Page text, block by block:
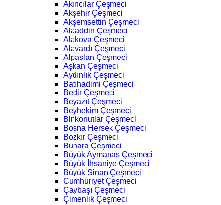
Akıncılar Çeşmeci
Akşehir Çeşmeci
Akşemsettin Çeşmeci
Alaaddin Çeşmeci
Alakova Çeşmeci
Alavardı Çeşmeci
Alpaslan Çeşmeci
Aşkan Çeşmeci
Aydınlık Çeşmeci
Batıhadimi Çeşmeci
Bedir Çeşmeci
Beyazıt Çeşmeci
Beyhekim Çeşmeci
Binkonutlar Çeşmeci
Bosna Hersek Çeşmeci
Bozkır Çeşmeci
Buhara Çeşmeci
Büyük Aymanas Çeşmeci
Büyük İhsaniye Çeşmeci
Büyük Sinan Çeşmeci
Cumhuriyet Çeşmeci
Çaybaşı Çeşmeci
Çimenlik Çeşmeci